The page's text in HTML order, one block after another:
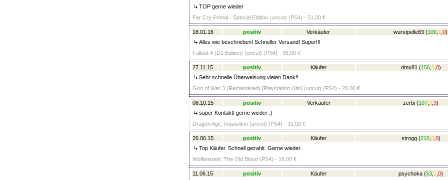
TOP gerne wieder
Far Cry Primal - Special Edition (uncut) (PS4) - 51,00 €
18.01.16 positiv Verkäufer wurstpelle83 (109 1 0)
Alles wie beschrieben! Schneller Versand! Super!!!
Fallout 4 (D1 Edition) (uncut) (PS4) - 35,00 €
27.11.15 positiv Käufer dmx81 (156, 0, 0)
Sehr schnelle Überweisung vielen Dank!!
God of War 3 (Remastered) [Playstation Hits] (uncut) (PS4) - 20,00 €
08.10.15 positiv Verkäufer zerbi (107 2 3)
super Kontakt! gerne wieder :)
Dragon Age: Inquisition (uncut) (PS4) - 31,00 €
26.06.15 positiv Käufer strogg (210, 0, 0)
Top Käufer. Schnell gezahlt. Gerne wieder.
Wolfenstein: The Old Blood (PS4) - 18,00 €
11.06.15 positiv Käufer psychoka (53, 1 0)